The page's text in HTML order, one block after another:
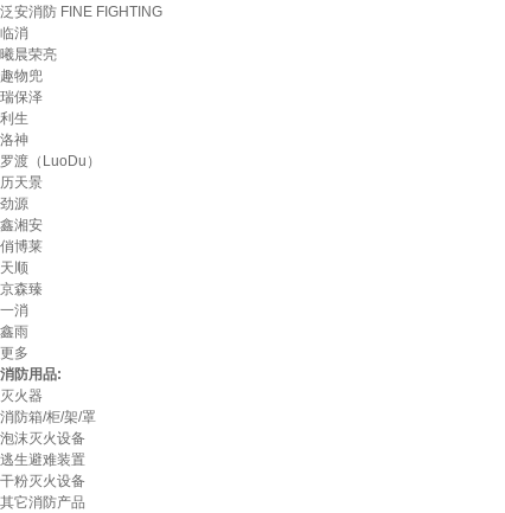
泛安消防 FINE FIGHTING
临消
曦晨荣亮
趣物兜
瑞保泽
利生
洛神
罗渡（LuoDu）
历天景
劲源
鑫湘安
俏博莱
天顺
京森臻
一消
鑫雨
更多
消防用品:
灭火器
消防箱/柜/架/罩
泡沫灭火设备
逃生避难装置
干粉灭火设备
其它消防产品